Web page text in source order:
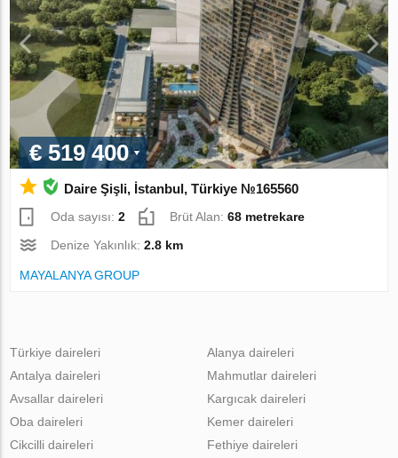
€ 519 400
Daire Şişli, İstanbul, Türkiye №165560
Oda sayısı:2 Brüt Alan:68 metrekare
Denize Yakınlık:2.8 km
MAYALANYA GROUP
Türkiye daireleri
Antalya daireleri
Avsallar daireleri
Oba daireleri
Cikcilli daireleri
Alanya daireleri
Mahmutlar daireleri
Kargıcak daireleri
Kemer daireleri
Fethiye daireleri